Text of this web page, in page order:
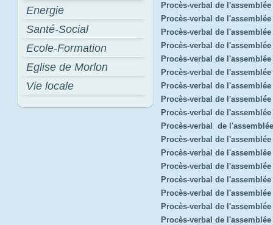
Energie
Santé-Social
Ecole-Formation
Eglise de Morlon
Vie locale
Procès-verbal de
Procès-verbal de
Procès-verbal de
Procès-verbal de
Procès-verbal de
Procès-verbal de
Procès-verbal de
Procès-verbal de
Procès-verbal de
Procès-verbal de
Procès-verbal de
Procès-verbal de
Procès-verbal de
Procès-verbal de
Procès-verbal de
Procès-verbal de
Procès-verbal de